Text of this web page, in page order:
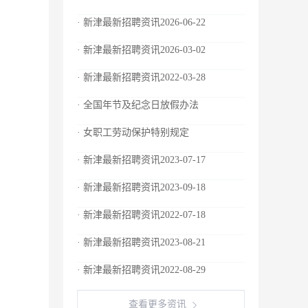
· 新津最新招聘资讯2026-06-22
· 新津最新招聘资讯2026-03-02
· 新津最新招聘资讯2022-03-28
· 全国年节及纪念日放假办法
· 女职工劳动保护特别规定
· 新津最新招聘资讯2023-07-17
· 新津最新招聘资讯2023-09-18
· 新津最新招聘资讯2022-07-18
· 新津最新招聘资讯2023-08-21
· 新津最新招聘资讯2022-08-29
查看更多资讯